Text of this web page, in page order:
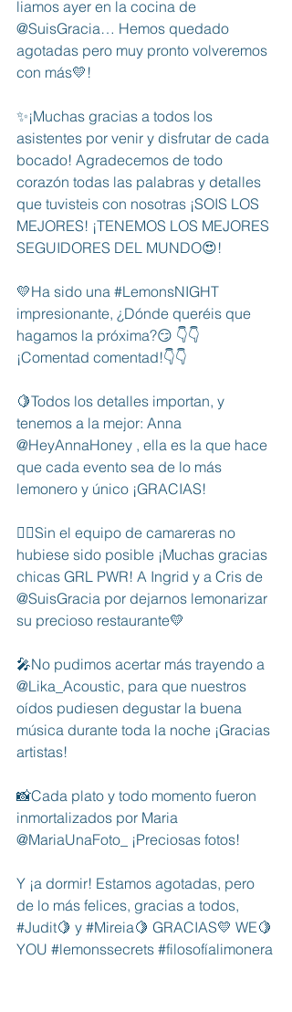
liamos ayer en la cocina de
@SuisGracia… Hemos quedado
agotadas pero muy pronto volveremos
con más💛!
✨¡Muchas gracias a todos los
asistentes por venir y disfrutar de cada
bocado! Agradecemos de todo
corazón todas las palabras y detalles
que tuvisteis con nosotras ¡SOIS LOS
MEJORES! ¡TENEMOS LOS MEJORES
SEGUIDORES DEL MUNDO😍!
💛Ha sido una #LemonsNIGHT
impresionante, ¿Dónde queréis que
hagamos la próxima?😏 👇👇
¡Comentad comentad!👇👇
🍋Todos los detalles importan, y
tenemos a la mejor: Anna
@HeyAnnaHoney , ella es la que hace
que cada evento sea de lo más
lemonero y único ¡GRACIAS!
👯‍♀️Sin el equipo de camareras no
hubiese sido posible ¡Muchas gracias
chicas GRL PWR! A Ingrid y a Cris de
@SuisGracia por dejarnos lemonarizar
su precioso restaurante💛
🎤No pudimos acertar más trayendo a
@Lika_Acoustic, para que nuestros
oídos pudiesen degustar la buena
música durante toda la noche ¡Gracias
artistas!
📸Cada plato y todo momento fueron
inmortalizados por Maria
@MariaUnaFoto_ ¡Preciosas fotos!
Y ¡a dormir! Estamos agotadas, pero
de lo más felices, gracias a todos,
#Judit🍋 y #Mireia🍋 GRACIAS💛 WE🍋
YOU #lemonssecrets #filosofíalimonera